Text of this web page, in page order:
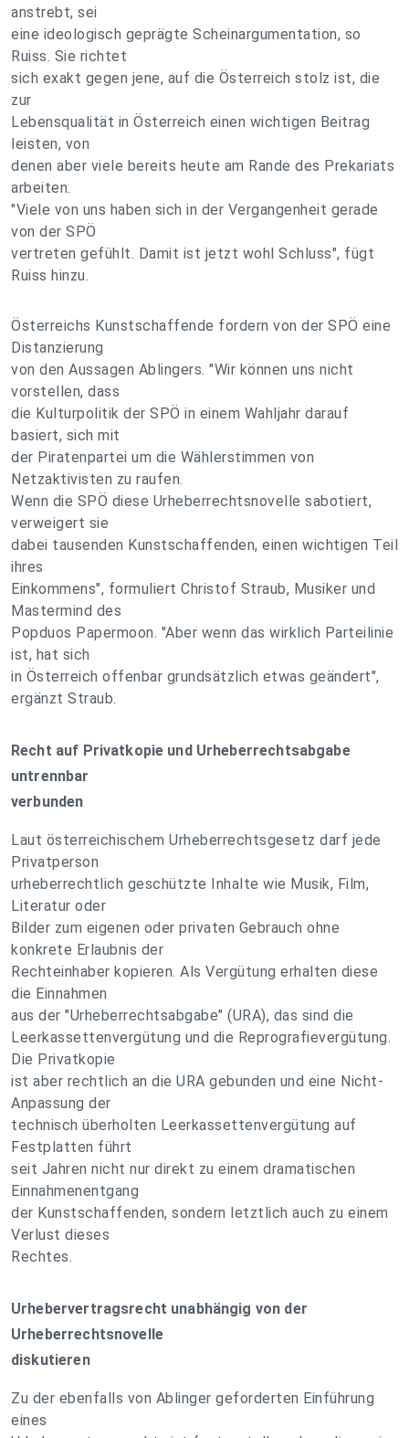
anstrebt, sei
eine ideologisch geprägte Scheinargumentation, so
Ruiss. Sie richtet
sich exakt gegen jene, auf die Österreich stolz ist, die
zur
Lebensqualität in Österreich einen wichtigen Beitrag
leisten, von
denen aber viele bereits heute am Rande des Prekariats
arbeiten.
"Viele von uns haben sich in der Vergangenheit gerade
von der SPÖ
vertreten gefühlt. Damit ist jetzt wohl Schluss", fügt
Ruiss hinzu.
Österreichs Kunstschaffende fordern von der SPÖ eine
Distanzierung
von den Aussagen Ablingers. "Wir können uns nicht
vorstellen, dass
die Kulturpolitik der SPÖ in einem Wahljahr darauf
basiert, sich mit
der Piratenpartei um die Wählerstimmen von
Netzaktivisten zu raufen.
Wenn die SPÖ diese Urheberrechtsnovelle sabotiert,
verweigert sie
dabei tausenden Kunstschaffenden, einen wichtigen Teil
ihres
Einkommens", formuliert Christof Straub, Musiker und
Mastermind des
Popduos Papermoon. "Aber wenn das wirklich Parteilinie
ist, hat sich
in Österreich offenbar grundsätzlich etwas geändert",
ergänzt Straub.
Recht auf Privatkopie und Urheberrechtsabgabe
untrennbar
verbunden
Laut österreichischem Urheberrechtsgesetz darf jede
Privatperson
urheberrechtlich geschützte Inhalte wie Musik, Film,
Literatur oder
Bilder zum eigenen oder privaten Gebrauch ohne
konkrete Erlaubnis der
Rechteinhaber kopieren. Als Vergütung erhalten diese
die Einnahmen
aus der "Urheberrechtsabgabe" (URA), das sind die
Leerkassettenvergütung und die Reprografievergütung.
Die Privatkopie
ist aber rechtlich an die URA gebunden und eine Nicht-
Anpassung der
technisch überholten Leerkassettenvergütung auf
Festplatten führt
seit Jahren nicht nur direkt zu einem dramatischen
Einnahmenentgang
der Kunstschaffenden, sondern letztlich auch zu einem
Verlust dieses
Rechtes.
Urhebervertragsrecht unabhängig von der
Urheberrechtsnovelle
diskutieren
Zu der ebenfalls von Ablinger geforderten Einführung
eines